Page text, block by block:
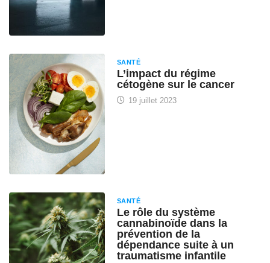
SANTÉ
L’impact du régime
cétogène sur le cancer
19 juillet 2023
SANTÉ
Le rôle du système
cannabinoïde dans la
prévention de la
dépendance suite à un
traumatisme infantile